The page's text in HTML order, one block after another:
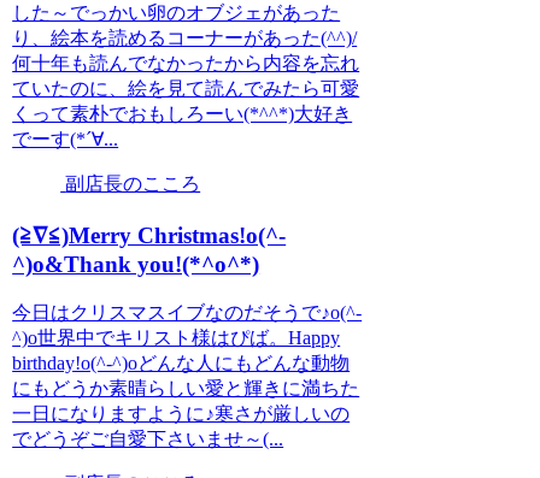
した～でっかい卵のオブジェがあった
り、絵本を読めるコーナーがあった(^^)/
何十年も読んでなかったから内容を忘れ
ていたのに、絵を見て読んでみたら可愛
くって素朴でおもしろーい(*^^*)大好き
でーす(*´∀...
副店長のこころ
(≧∇≦)Merry Christmas!o(^-
^)o&Thank you!(*^o^*)
今日はクリスマスイブなのだそうで♪o(^-
^)o世界中でキリスト様はぴば。Happy
birthday!o(^-^)oどんな人にもどんな動物
にもどうか素晴らしい愛と輝きに満ちた
一日になりますように♪寒さが厳しいの
でどうぞご自愛下さいませ～(...